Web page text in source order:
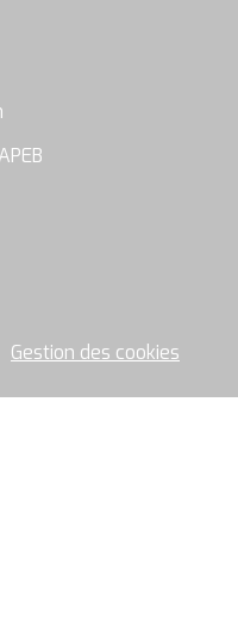
Gestion des cookies